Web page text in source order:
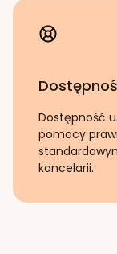
Dostępność
pomocy
kancelarii.